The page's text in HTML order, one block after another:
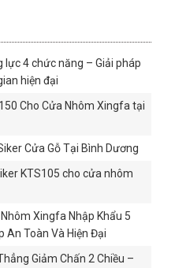
lực 4 chức năng – Giải pháp
hiện đại
Cho Cửa Nhôm Xingfa tại
Cửa Gỗ Tại Bình Dương
KTS105 cho cửa nhôm
Xingfa Nhập Khẩu 5
An Toàn Và Hiện Đại
Giảm Chấn 2 Chiều –